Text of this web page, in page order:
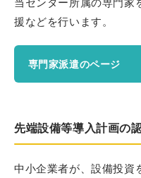
援などを行います。
専門家派遣のページ
先端設備等導入計画の
中小企業者が、設備投資